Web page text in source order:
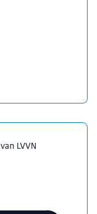
LVVN